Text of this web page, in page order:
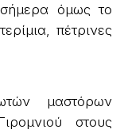
όμως το
πέτρινες
μαστόρων
στους